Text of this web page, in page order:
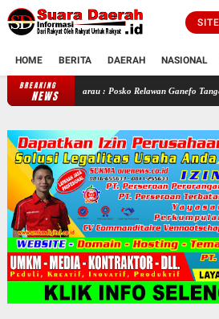
HOME BERITA DAERAH NASIONAL
BREAKING
NEWS
Kemarau : Posko Relawan Ganefo Tangen